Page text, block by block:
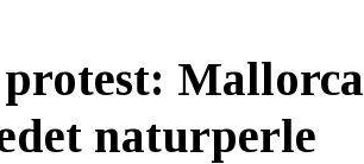
Mallorca
naturperle